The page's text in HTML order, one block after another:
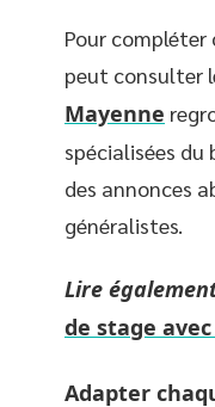
Pour
peut consulter
Mayenne
spécialisées
des annonces
généralistes.
Lire
de stage
Adapter